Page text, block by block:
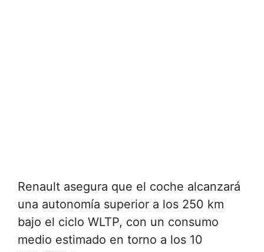
Renault asegura que el coche alcanzará
una autonomía superior a los 250 km
bajo el ciclo WLTP, con un consumo
medio estimado en torno a los 10